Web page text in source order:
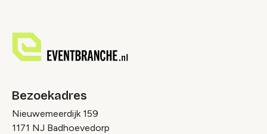
Bezoekadres
Nieuwemeerdijk 159
1171 NJ Badhoevedorp